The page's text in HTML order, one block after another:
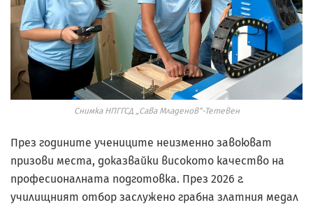
Снимка НПГГСД „Сава Младенов“-Тетевен
През годините учениците неизменно завоюват
призови места, доказвайки високото качество на
професионалната подготовка. През 2026 г.
училищният отбор заслужено грабна златния медал